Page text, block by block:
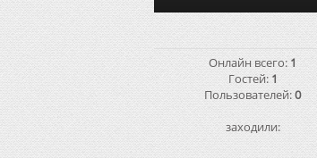
Онлайн всего: 1
Гостей: 1
Пользователей:0
заходили: